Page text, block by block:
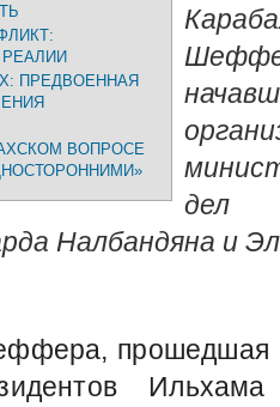
ПРЕДВОЕННАЯ
ВОПРОСЕ
дел
Налбандяна и
прошедшая